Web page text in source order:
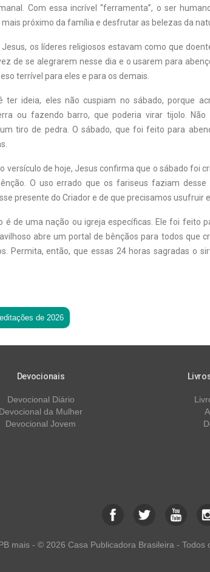
Com essa incrível “ferramenta”, o ser
mais próximo da família e desfrutar as belezas da
Jesus, os líderes religiosos estavam como que
de se alegrarem nesse dia e o usarem para
terrível para eles e para os demais.
ter ideia, eles não cuspiam no sábado, porque
ou fazendo barro, que poderia virar tijolo.
tiro de pedra. O sábado, que foi feito para
versículo de hoje, Jesus confirma que o sábado foi
O uso errado que os fariseus faziam
presente do Criador e de que precisamos usufruir
é de uma nação ou igreja específicas. Ele foi feito
abre um portal de bênçãos para todos que
Permita, então, que essas 24 horas sagradas o
de 2026
Devocionais
Devocional Diário
Devocional da Mulher
Devocional Jovem
mais - © 2026 Casa Publicadora Brasileira - Todos